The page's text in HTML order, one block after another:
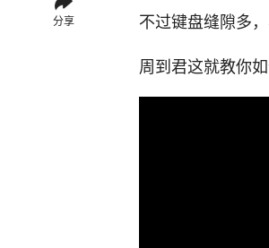
分享
不过键盘缝隙多
周到君这就教你